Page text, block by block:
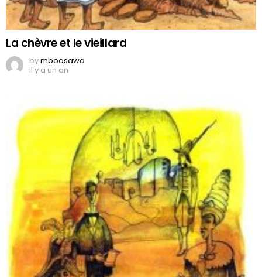
La chèvre et le vieillard
bymboasawa
il y a un an